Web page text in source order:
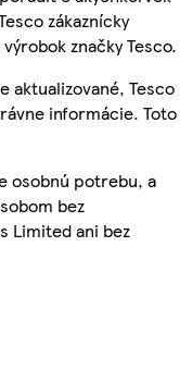
zákaznícky
značky Tesco.
aktualizované, Tesco
informácie. Toto
osobnú potrebu, a
bez
Limited ani bez